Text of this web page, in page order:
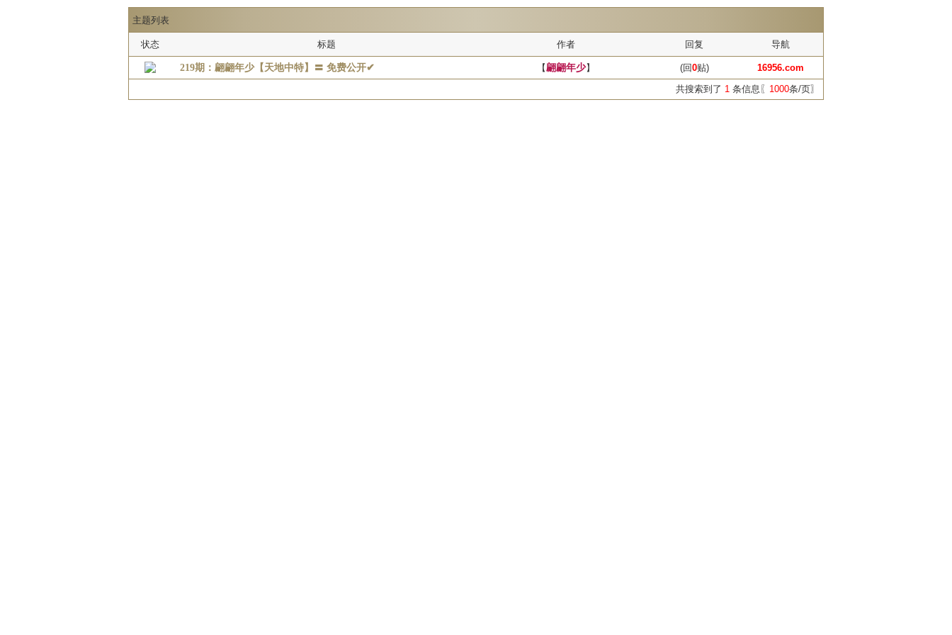
主题列表
状态 标题 作者 回复 导航
219期：翩翩年少【天地中特】〓 免费公开✔ 【翩翩年少】 (回0贴)
16956.com
共搜索到了 1 条信息〖 1000条/页〗